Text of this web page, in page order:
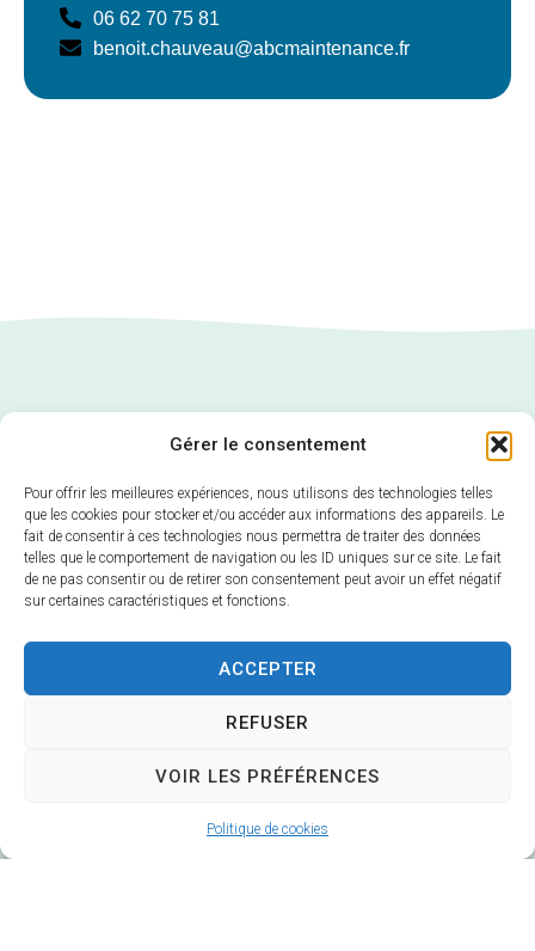
Gérer le consentement
Pour offrir les meilleures expériences, nous utilisons des technologies telles
que les cookies pour stocker et/ou accéder aux informations des appareils. Le
fait de consentir à ces technologies nous permettra de traiter des données
telles que le comportement de navigation ou les ID uniques sur ce site. Le fait
de ne pas consentir ou de retirer son consentement peut avoir un effet négatif
sur certaines caractéristiques et fonctions.
ACCEPTER
REFUSER
VOIR LES PRÉFÉRENCES
Politique de cookies
06 62 70 75 81
benoit.chauveau@abcmaintenance.fr
6 Rue Gustave Marc
Du lundi au vendredi 9h – 12h30 / 14h – 17h